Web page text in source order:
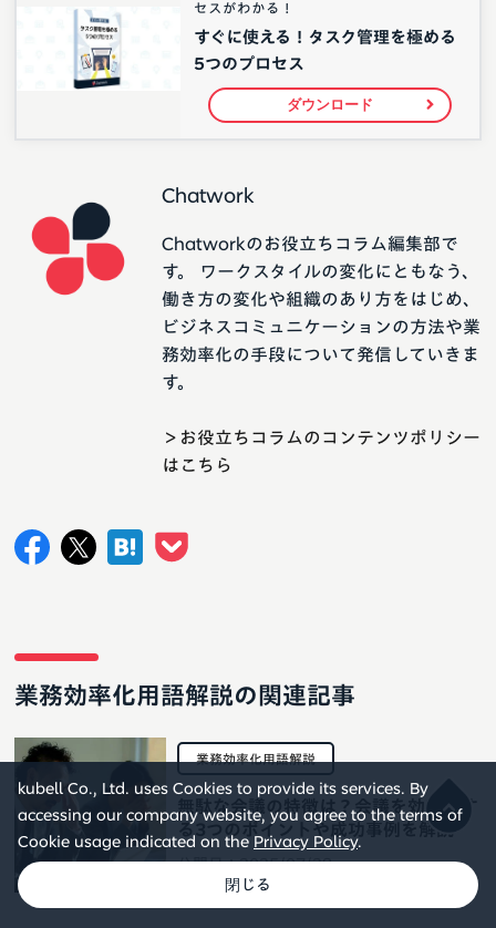
kubell Co., Ltd. uses Cookies to provide its services. By
accessing our company website, you agree to the terms of
Cookie usage indicated on the Privacy Policy.
セスがわかる！
すぐに使える！タスク管理を極める
5つのプロセス
ダウンロード
Chatwork
Chatworkのお役立ちコラム編集部で
す。 ワークスタイルの変化にともなう、
働き方の変化や組織のあり方をはじめ、
ビジネスコミュニケーションの方法や業
務効率化の手段について発信していきま
す。
＞お役立ちコラムのコンテンツポリシー
はこちら
業務効率化用語解説の関連記事
業務効率化用語解説
公開日：2025/07/28
更新日：2025/07/28
無駄な会議の特徴は？会議を効率化す
る3つのポイントや成功事例を解説